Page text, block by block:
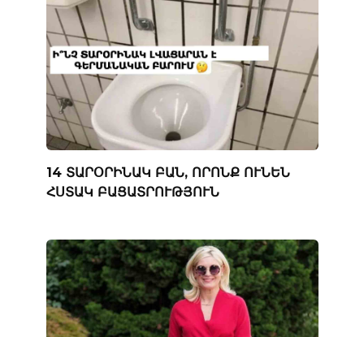
14 ՏԱՐՕՐԻՆԱԿ ԲԱՆ, ՈՐՈՆՔ ՈՒՆԵՆ
ՀՍՏԱԿ ԲԱՑԱՏՐՈՒԹՅՈՒՆ